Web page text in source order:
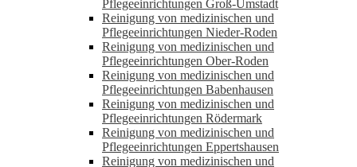
Pflegeeinrichtungen Groß-Umstadt
Reinigung von medizinischen und
Pflegeeinrichtungen Nieder-Roden
Reinigung von medizinischen und
Pflegeeinrichtungen Ober-Roden
Reinigung von medizinischen und
Pflegeeinrichtungen Babenhausen
Reinigung von medizinischen und
Pflegeeinrichtungen Rödermark
Reinigung von medizinischen und
Pflegeeinrichtungen Eppertshausen
Reinigung von medizinischen und